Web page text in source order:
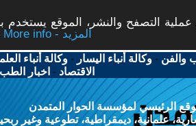
التصفح والنشر، الموقع يستخدم
More info - المزيد
والفن -وكالة أنباء اليسار -وكالة أنباء
الاقتصاد - اخبار
الرئيسي لمؤسسة الحوار المتمدن
علمانية، ديمقراطية، تطوعية وغير